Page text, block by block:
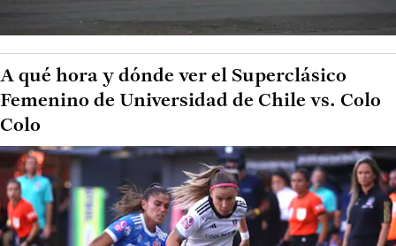
A qué hora y dónde ver el Superclásico
Femenino de Universidad de Chile vs. Colo
Colo